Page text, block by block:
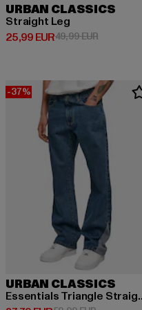
URBAN CLASSICS
Straight Leg
25,99 EUR
Derzeitiger Preis: 25,99 EUR
49,99 EUR
-37%
URBAN CLASSICS
Essentials